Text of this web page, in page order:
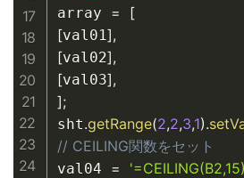
array =
[
[val01],
[val02],
[val03],
];
sht.getRange(2,2,3,1).
// CEILING関数をセット
val04 =